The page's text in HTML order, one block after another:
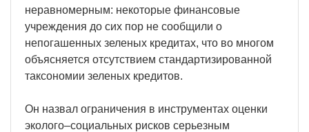
неравномерным: некоторые финансовые
учреждения до сих пор не сообщили о
непогашенных зеленых кредитах, что во многом
объясняется отсутствием стандартизированной
таксономии зеленых кредитов.
Он назвал ограничения в инструментах оценки
эколого–социальных рисков серьезным